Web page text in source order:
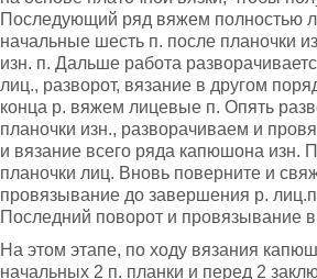
Последующий ряд вяжем полностью
начальные шесть п. после планочки
изн. п. Дальше работа
лиц., разворот, вязание в другом
конца р. вяжем лицевые п. Опять
планочки изн., разворачиваем и
и вязание всего ряда капюшона изн.
планочки лиц. Вновь поверните и
провязывание до завершения р.
Последний поворот и провязывание
На этом этапе, по ходу вязания
начальных 2 п. планки и перед 2